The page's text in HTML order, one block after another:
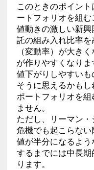
このときのポイン
ートフォリオを組む
値動きの激しい新
託の組み入れ比率
（変動率）が大き
が作りやすくなりま
値下がりしやすい
そうに思えるかも
ポートフォリオを
ません。
ただし、リーマン
危機でも起こらな
値が半分になるよ
するまでには中長
ります。